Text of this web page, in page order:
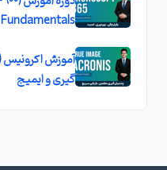
Fundamentals + پشتیبانی و مدرک
گیری و ایمیج